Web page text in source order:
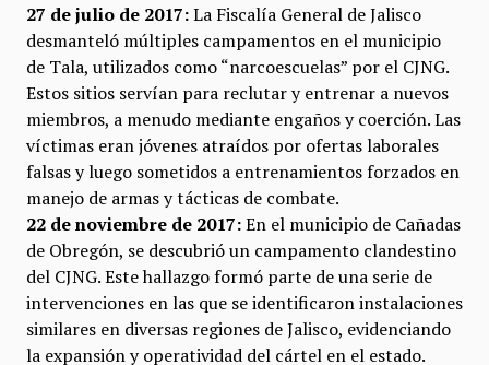
27 de julio de 2017:La Fiscalía General de Jalisco
desmanteló múltiples campamentos en el municipio
de Tala, utilizados como “narcoescuelas” por el CJNG.
Estos sitios servían para reclutar y entrenar a nuevos
miembros, a menudo mediante engaños y coerción. Las
víctimas eran jóvenes atraídos por ofertas laborales
falsas y luego sometidos a entrenamientos forzados en
manejo de armas y tácticas de combate.
22 de noviembre de 2017:En el municipio de Cañadas
de Obregón, se descubrió un campamento clandestino
del CJNG. Este hallazgo formó parte de una serie de
intervenciones en las que se identificaron instalaciones
similares en diversas regiones de Jalisco, evidenciando
la expansión y operatividad del cártel en el estado.